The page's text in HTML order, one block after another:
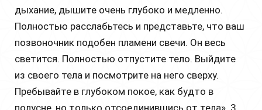
дыхание, дышите очень глубоко и медленно.
Полностью расслабьтесь и представьте, что ваш
позвоночник подобен пламени свечи. Он весь
светится. Полностью отпустите тело. Выйдите
из своего тела и посмотрите на него сверху.
Пребывайте в глубоком покое, как будто в
полусне, но только отсоединившись от тела». 3